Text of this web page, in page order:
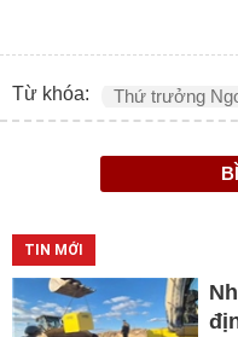
Từ khóa: Thứ trưởng
TIN MỚI